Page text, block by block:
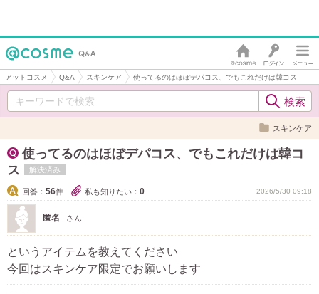
アットコスメ Q&A スキンケア 使ってるのはほぼデパコス、でもこれだけは韓コス
スキンケア
使ってるのはほぼデパコス、でもこれだけは韓コ
ス
解決済み
回答： 56件 私も知りたい： 0 2026/5/30 09:18
匿名 さん
というアイテムを教えてください
今回はスキンケア限定でお願いします